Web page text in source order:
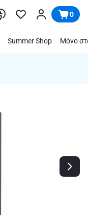
0
Summer Shop Μόνο